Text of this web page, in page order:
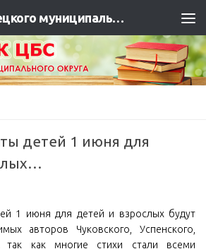
МБУК "ЦБС Липецкого муниципального района"
детей 1 июня для
1 июня для детей и взрослых будут
авторов Чуковского, Успенского,
как многие стихи стали всеми